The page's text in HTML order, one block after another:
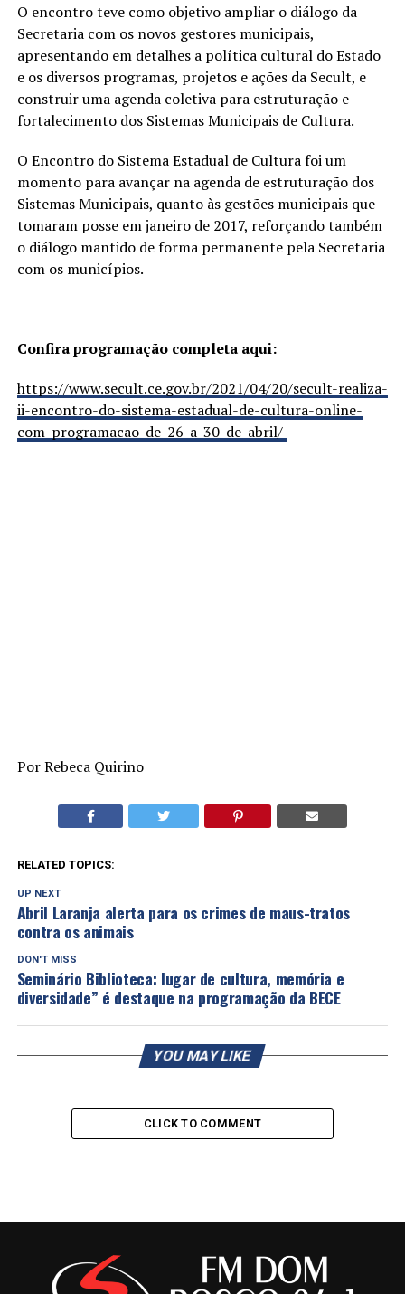
O encontro teve como objetivo ampliar o diálogo da
Secretaria com os novos gestores municipais,
apresentando em detalhes a política cultural do Estado
e os diversos programas, projetos e ações da Secult, e
construir uma agenda coletiva para estruturação e
fortalecimento dos Sistemas Municipais de Cultura.
O Encontro do Sistema Estadual de Cultura foi um
momento para avançar na agenda de estruturação dos
Sistemas Municipais, quanto às gestões municipais que
tomaram posse em janeiro de 2017, reforçando também
o diálogo mantido de forma permanente pela Secretaria
com os municípios.
Confira programação completa aqui:
https://www.secult.ce.gov.br/2021/04/20/secult-realiza-
ii-encontro-do-sistema-estadual-de-cultura-online-
com-programacao-de-26-a-30-de-abril/
Por Rebeca Quirino
RELATED TOPICS:
UP NEXT
Abril Laranja alerta para os crimes de maus-tratos
contra os animais
DON'T MISS
Seminário Biblioteca: lugar de cultura, memória e
diversidade” é destaque na programação da BECE
YOU MAY LIKE
CLICK TO COMMENT